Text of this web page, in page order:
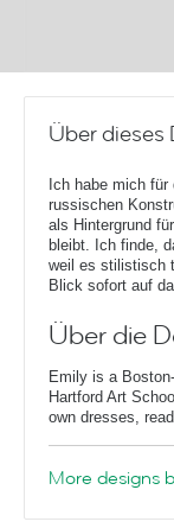
Über dieses
Ich habe mich
russischen
als Hintergrund
bleibt. Ich finde,
weil es stilistisch
Blick sofort auf
Über die
Emily is a
Hartford Art
own dresses,
More designs